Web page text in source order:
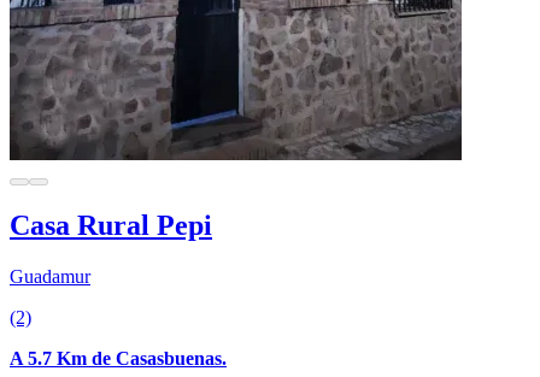
Casa Rural Pepi
Guadamur
(2)
A 5.7 Km de Casasbuenas.